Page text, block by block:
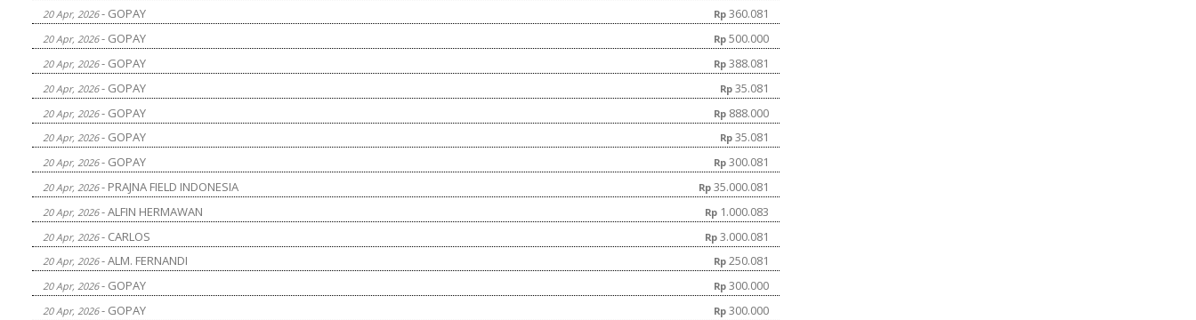
20 Apr, 2026- GOPAY Rp 360.081
20 Apr, 2026- GOPAY Rp 500.000
20 Apr, 2026- GOPAY Rp 388.081
20 Apr, 2026- GOPAY Rp 35.081
20 Apr, 2026- GOPAY Rp 888.000
20 Apr, 2026- GOPAY Rp 35.081
20 Apr, 2026- GOPAY Rp 300.081
20 Apr, 2026- PRAJNA FIELD INDONESIA Rp 35.000.081
20 Apr, 2026- ALFIN HERMAWAN Rp 1.000.083
20 Apr, 2026- CARLOS Rp 3.000.081
20 Apr, 2026- ALM. FERNANDI Rp 250.081
20 Apr, 2026- GOPAY Rp 300.000
20 Apr, 2026- GOPAY Rp 300.000